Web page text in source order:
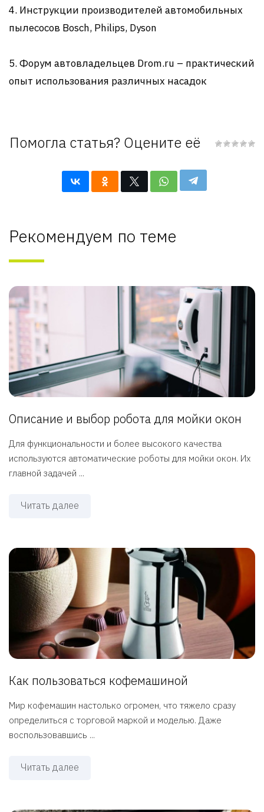
4. Инструкции производителей автомобильных
пылесосов Bosch, Philips, Dyson
5. Форум автовладельцев Drom.ru – практический
опыт использования различных насадок
Помогла статья? Оцените её
Рекомендуем по теме
Описание и выбор робота для мойки окон
Для функциональности и более высокого качества
используются автоматические роботы для мойки окон. Их
главной задачей ...
Читать далее
Как пользоваться кофемашиной
Мир кофемашин настолько огромен, что тяжело сразу
определиться с торговой маркой и моделью. Даже
воспользовавшись ...
Читать далее